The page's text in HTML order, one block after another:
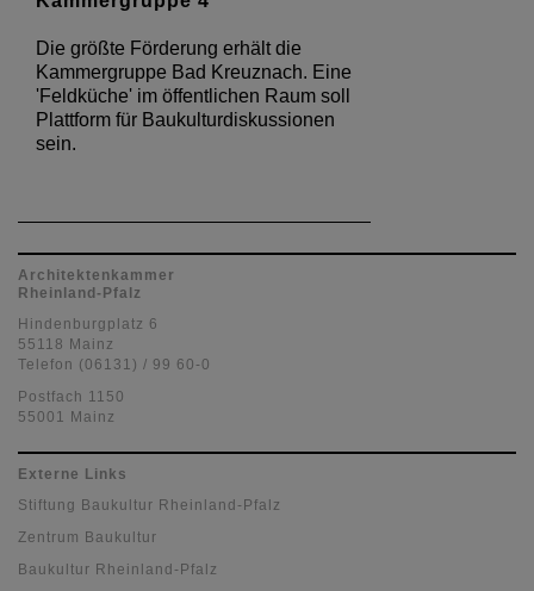
Die größte Förderung erhält die
Kammergruppe Bad Kreuznach. Eine
'Feldküche' im öffentlichen Raum soll
Plattform für Baukulturdiskussionen
sein.
Architektenkammer
Rheinland-Pfalz
Hindenburgplatz 6
55118 Mainz
Telefon (06131) / 99 60-0
Postfach 1150
55001 Mainz
Externe Links
Stiftung Baukultur Rheinland-Pfalz
Zentrum Baukultur
Baukultur Rheinland-Pfalz